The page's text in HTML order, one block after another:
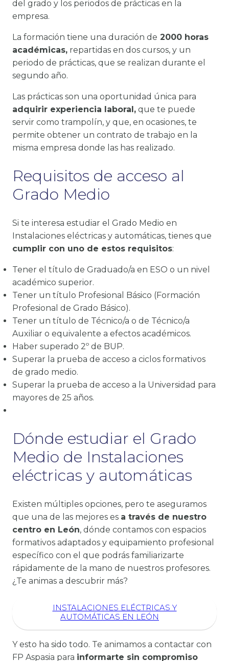
del grado y los periodos de prácticas en la
empresa.
La formación tiene una duración de 2000 horas
académicas, repartidas en dos cursos, y un
periodo de prácticas, que se realizan durante el
segundo año.
Las prácticas son una oportunidad única para
adquirir experiencia laboral, que te puede
servir como trampolín, y que, en ocasiones, te
permite obtener un contrato de trabajo en la
misma empresa donde las has realizado.
Requisitos de acceso al
Grado Medio
Si te interesa estudiar el Grado Medio en
Instalaciones eléctricas y automáticas, tienes que
cumplir con uno de estos requisitos:
Tener el título de Graduado/a en ESO o un nivel
académico superior.
Tener un título Profesional Básico (Formación
Profesional de Grado Básico).
Tener un título de Técnico/a o de Técnico/a
Auxiliar o equivalente a efectos académicos.
Haber superado 2º de BUP.
Superar la prueba de acceso a ciclos formativos
de grado medio.
Superar la prueba de acceso a la Universidad para
mayores de 25 años.
Dónde estudiar el Grado
Medio de Instalaciones
eléctricas y automáticas
Existen múltiples opciones, pero te aseguramos
que una de las mejores es a través de nuestro
centro en León, dónde contamos con espacios
formativos adaptados y equipamiento profesional
específico con el que podrás familiarizarte
rápidamente de la mano de nuestros profesores.
¿Te animas a descubrir más?
INSTALACIONES ELÉCTRICAS Y
AUTOMÁTICAS EN LEÓN
Y esto ha sido todo. Te animamos a contactar con
FP Aspasia para informarte sin compromiso